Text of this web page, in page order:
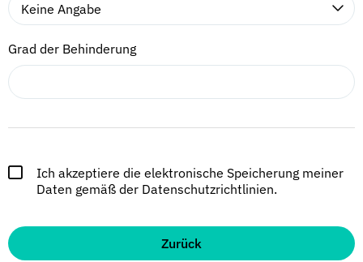
Keine Angabe
Grad der Behinderung
Ich akzeptiere die elektronische Speicherung meiner
Daten gemäß der Datenschutzrichtlinien.
Zurück